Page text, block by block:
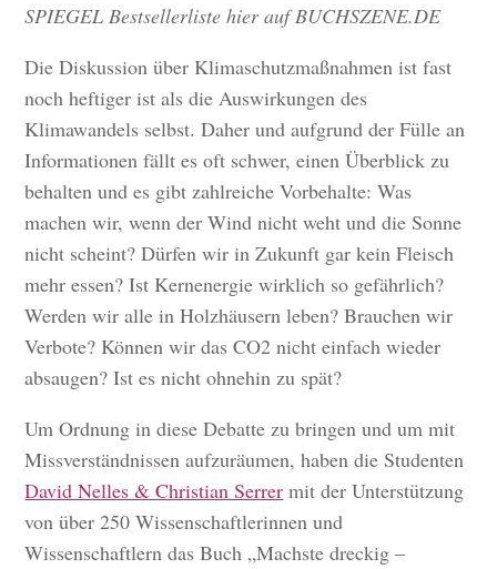
SPIEGEL Bestsellerliste hier auf BUCHSZENE.DE
Die Diskussion über Klimaschutzmaßnahmen ist fast
noch heftiger ist als die Auswirkungen des
Klimawandels selbst. Daher und aufgrund der Fülle an
Informationen fällt es oft schwer, einen Überblick zu
behalten und es gibt zahlreiche Vorbehalte: Was
machen wir, wenn der Wind nicht weht und die Sonne
nicht scheint? Dürfen wir in Zukunft gar kein Fleisch
mehr essen? Ist Kernenergie wirklich so gefährlich?
Werden wir alle in Holzhäusern leben? Brauchen wir
Verbote? Können wir das CO2 nicht einfach wieder
absaugen? Ist es nicht ohnehin zu spät?
Um Ordnung in diese Debatte zu bringen und um mit
Missverständnissen aufzuräumen, haben die Studenten
David Nelles & Christian Serrer mit der Unterstützung
von über 250 Wissenschaftlerinnen und
Wissenschaftlern das Buch „Machste dreckig –